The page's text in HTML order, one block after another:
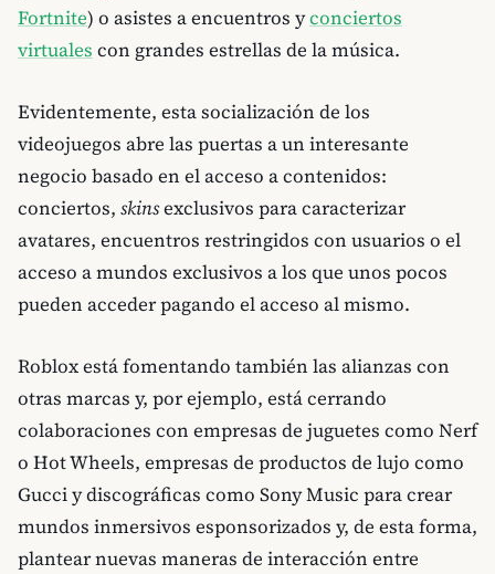
Fortnite) o asistes a encuentros yconciertos
virtuales con grandes estrellas de la música.
Evidentemente, esta socialización de los
videojuegos abre las puertas a un interesante
negocio basado en el acceso a contenidos:
conciertos, skinsexclusivos para caracterizar
avatares, encuentros restringidos con usuarios o el
acceso a mundos exclusivos a los que unos pocos
pueden acceder pagando el acceso al mismo.
Roblox está fomentando también las alianzas con
otras marcas y, por ejemplo, está cerrando
colaboraciones con empresas de juguetes como Nerf
o Hot Wheels, empresas de productos de lujo como
Gucci y discográficas como Sony Music para crear
mundos inmersivos esponsorizados y, de esta forma,
plantear nuevas maneras de interacción entre